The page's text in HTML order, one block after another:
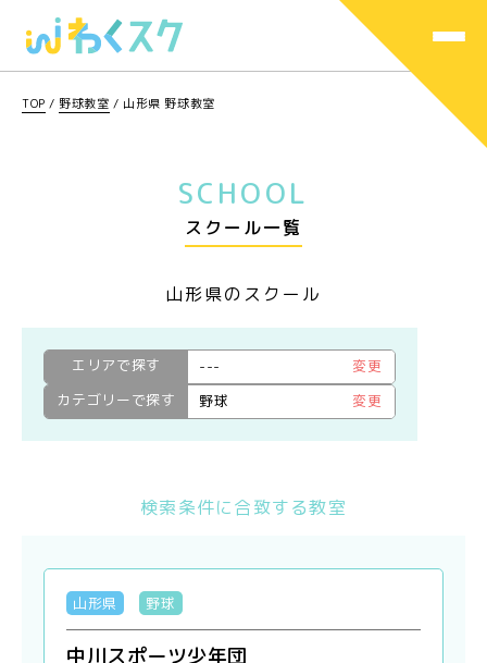
TOP / 野球教室 / 山形県 野球教室
SCHOOL
スクール一覧
山形県のスクール
エリアで探す ---
変更
カテゴリーで探す
野球 変更
検索条件に合致する教室
山形県 野球
中川スポーツ少年団